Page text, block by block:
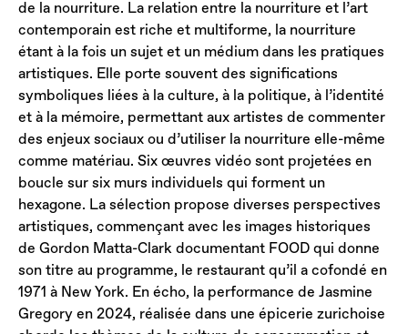
de la nourriture. La relation entre la nourriture et l’art
contemporain est riche et multiforme, la nourriture
étant à la fois un sujet et un médium dans les pratiques
artistiques. Elle porte souvent des significations
symboliques liées à la culture, à la politique, à l’identité
et à la mémoire, permettant aux artistes de commenter
des enjeux sociaux ou d’utiliser la nourriture elle-même
comme matériau. Six œuvres vidéo sont projetées en
boucle sur six murs individuels qui forment un
hexagone. La sélection propose diverses perspectives
artistiques, commençant avec les images historiques
de Gordon Matta-Clark documentant FOOD qui donne
son titre au programme, le restaurant qu’il a cofondé en
1971 à New York. En écho, la performance de Jasmine
Gregory en 2024, réalisée dans une épicerie zurichoise